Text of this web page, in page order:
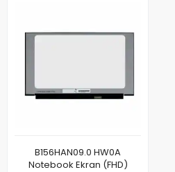
B156HAN09.0 HW0A
Notebook Ekran (FHD)